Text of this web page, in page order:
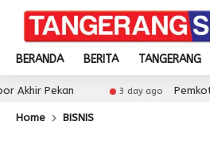
BERANDA BERITA TANGERANG
3 day ago Pemkot Tangsel
Home BISNIS